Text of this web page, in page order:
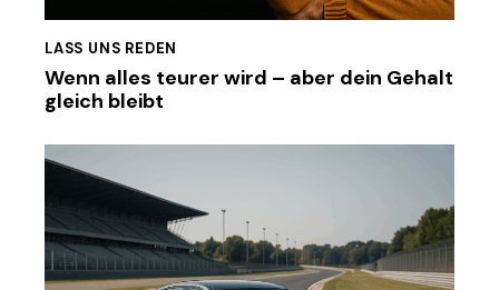
LASS UNS REDEN
Wenn alles teurer wird – aber dein Gehalt
gleich bleibt